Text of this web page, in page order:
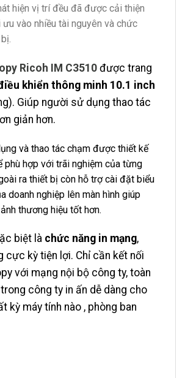
hiện vị trí đều đã được cải thiện
vào nhiều tài nguyên và chức
Ricoh IM C3510 được trang
khiển thông minh 10.1 inch
Giúp người sử dụng thao tác
giản hơn.
và thao tác chạm được thiết kế
phù hợp với trãi nghiệm của từng
ra thiết bị còn hỗ trợ cài đặt biểu
doanh nghiệp lên màn hình giúp
thương hiệu tốt hơn.
biệt là chức năng in mạng,
cực kỳ tiện lợi. Chỉ cần kết nối
với mạng nội bộ công ty, toàn
công ty in ấn dễ dàng cho
kỳ máy tính nào , phòng ban